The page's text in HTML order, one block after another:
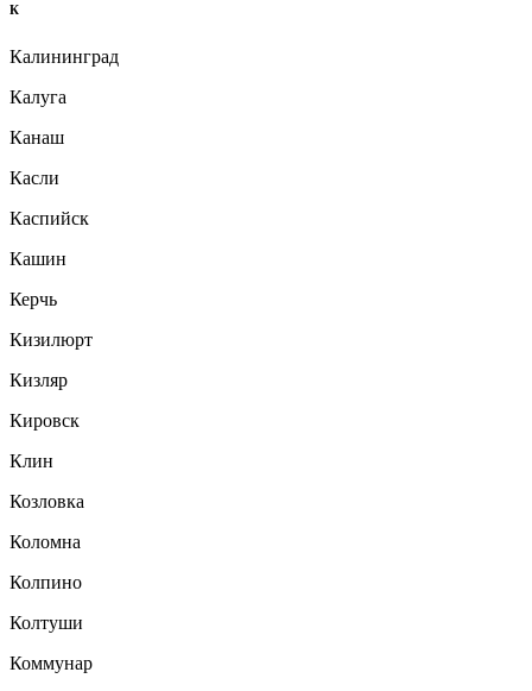
К
Калининград
Калуга
Канаш
Касли
Каспийск
Кашин
Керчь
Кизилюрт
Кизляр
Кировск
Клин
Козловка
Коломна
Колпино
Колтуши
Коммунар